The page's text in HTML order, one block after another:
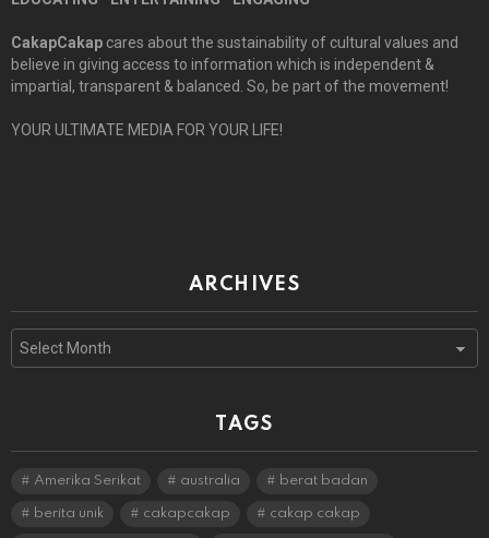
CakapCakap cares about the sustainability of cultural values and
believe in giving access to information which is independent &
impartial, transparent & balanced. So, be part of the movement!
YOUR ULTIMATE MEDIA FOR YOUR LIFE!
ARCHIVES
TAGS
Amerika Serikat australia berat badan
berita unik cakapcakap cakap cakap